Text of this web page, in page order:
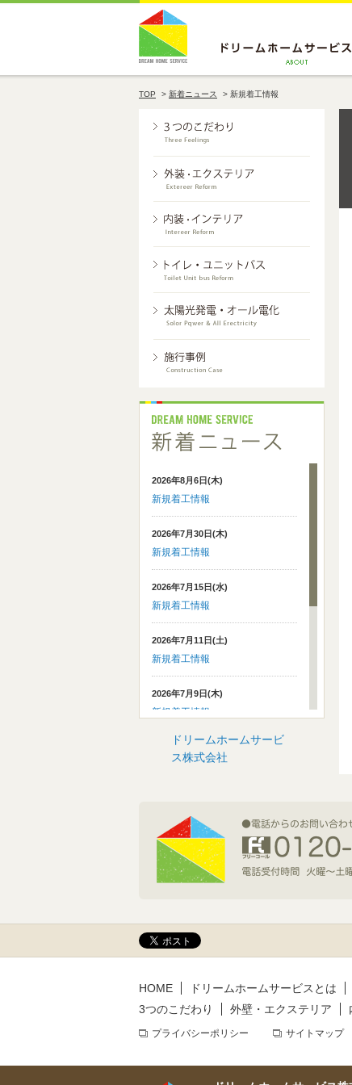
TOP > 新着ニュース > 新規着工情報
2026年8月6日(木)
新規着工情報
2026年7月30日(木)
新規着工情報
2026年7月15日(水)
新規着工情報
2026年7月11日(土)
新規着工情報
2026年7月9日(木)
新規着工情報
2026年7月1日(水)
新規着工情報
新規着工情報
2026年5月14日(木)
新規着工情報
ドリームホームサービ
ス株式会社
HOME ドリームホームサービスとは
3つのこだわり
外壁・エクステリア
プライバシーポリシー サイトマップ